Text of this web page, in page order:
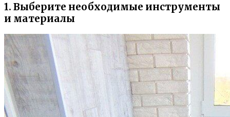
1. Выберите необходимые инструменты
и материалы